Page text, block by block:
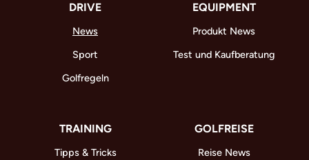
DRIVE
News
Sport
Golfregeln
EQUIPMENT
Produkt News
Test und Kaufberatung
TRAINING
Tipps & Tricks
GOLFREISE
Reise News